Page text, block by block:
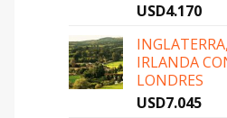
USD4.170
IRLANDA
LONDRES
USD7.045